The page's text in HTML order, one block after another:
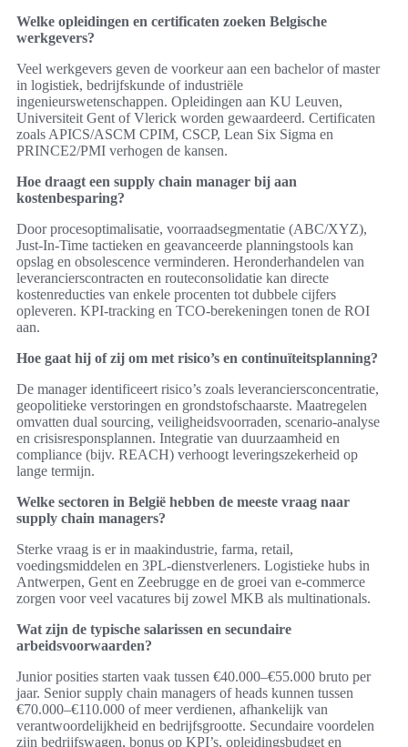
Welke opleidingen en certificaten zoeken Belgische
werkgevers?
Veel werkgevers geven de voorkeur aan een bachelor of master
in logistiek, bedrijfskunde of industriële
ingenieurswetenschappen. Opleidingen aan KU Leuven,
Universiteit Gent of Vlerick worden gewaardeerd. Certificaten
zoals APICS/ASCM CPIM, CSCP, Lean Six Sigma en
PRINCE2/PMI verhogen de kansen.
Hoe draagt een supply chain manager bij aan
kostenbesparing?
Door procesoptimalisatie, voorraadsegmentatie (ABC/XYZ),
Just‑In‑Time tactieken en geavanceerde planningstools kan
opslag en obsolescence verminderen. Heronderhandelen van
leverancierscontracten en routeconsolidatie kan directe
kostenreducties van enkele procenten tot dubbele cijfers
opleveren. KPI‑tracking en TCO‑berekeningen tonen de ROI
aan.
Hoe gaat hij of zij om met risico’s en continuïteitsplanning?
De manager identificeert risico’s zoals leveranciersconcentratie,
geopolitieke verstoringen en grondstofschaarste. Maatregelen
omvatten dual sourcing, veiligheidsvoorraden, scenario‑analyse
en crisisresponsplannen. Integratie van duurzaamheid en
compliance (bijv. REACH) verhoogt leveringszekerheid op
lange termijn.
Welke sectoren in België hebben de meeste vraag naar
supply chain managers?
Sterke vraag is er in maakindustrie, farma, retail,
voedingsmiddelen en 3PL‑dienstverleners. Logistieke hubs in
Antwerpen, Gent en Zeebrugge en de groei van e‑commerce
zorgen voor veel vacatures bij zowel MKB als multinationals.
Wat zijn de typische salarissen en secundaire
arbeidsvoorwaarden?
Junior posities starten vaak tussen €40.000–€55.000 bruto per
jaar. Senior supply chain managers of heads kunnen tussen
€70.000–€110.000 of meer verdienen, afhankelijk van
verantwoordelijkheid en bedrijfsgrootte. Secundaire voordelen
zijn bedrijfswagen, bonus op KPI’s, opleidingsbudget en